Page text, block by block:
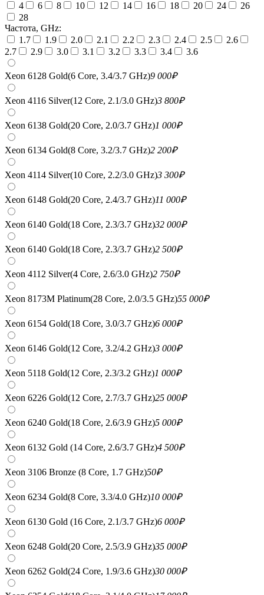
4
6 8 10 12 14 16 18 20 24
26
28
Частота, GHz:
1.7
1.9 2.0 2.1 2.2 2.3 2.4 2.5
2.6
2.7
2.9 3.0 3.1 3.2 3.3 3.4 3.6
Xeon 6128 Gold(6 Core, 3.4/3.7 GHz)9 000₽
Xeon 4116 Silver(12 Core, 2.1/3.0 GHz)3 800₽
Xeon 6138 Gold(20 Core, 2.0/3.7 GHz)1 000₽
Xeon 6134 Gold(8 Core, 3.2/3.7 GHz)2 200₽
Xeon 4114 Silver(10 Core, 2.2/3.0 GHz)3 300₽
Xeon 6148 Gold(20 Core, 2.4/3.7 GHz)11 000₽
Xeon 6140 Gold(18 Core, 2.3/3.7 GHz)32 000₽
Xeon 6140 Gold(18 Core, 2.3/3.7 GHz)2 500₽
Xeon 4112 Silver(4 Core, 2.6/3.0 GHz)2 750₽
Xeon 8173M Platinum(28 Core, 2.0/3.5 GHz)55 000₽
Xeon 6154 Gold(18 Core, 3.0/3.7 GHz)6 000₽
Xeon 6146 Gold(12 Core, 3.2/4.2 GHz)3 000₽
Xeon 5118 Gold(12 Core, 2.3/3.2 GHz)1 000₽
Xeon 6226 Gold(12 Core, 2.7/3.7 GHz)25 000₽
Xeon 6240 Gold(18 Core, 2.6/3.9 GHz)5 000₽
Xeon 6132 Gold (14 Core, 2.6/3.7 GHz)4 500₽
Xeon 3106 Bronze (8 Core, 1.7 GHz)50₽
Xeon 6234 Gold(8 Core, 3.3/4.0 GHz)10 000₽
Xeon 6130 Gold (16 Core, 2.1/3.7 GHz)6 000₽
Xeon 6248 Gold(20 Core, 2.5/3.9 GHz)35 000₽
Xeon 6262 Gold(24 Core, 1.9/3.6 GHz)30 000₽